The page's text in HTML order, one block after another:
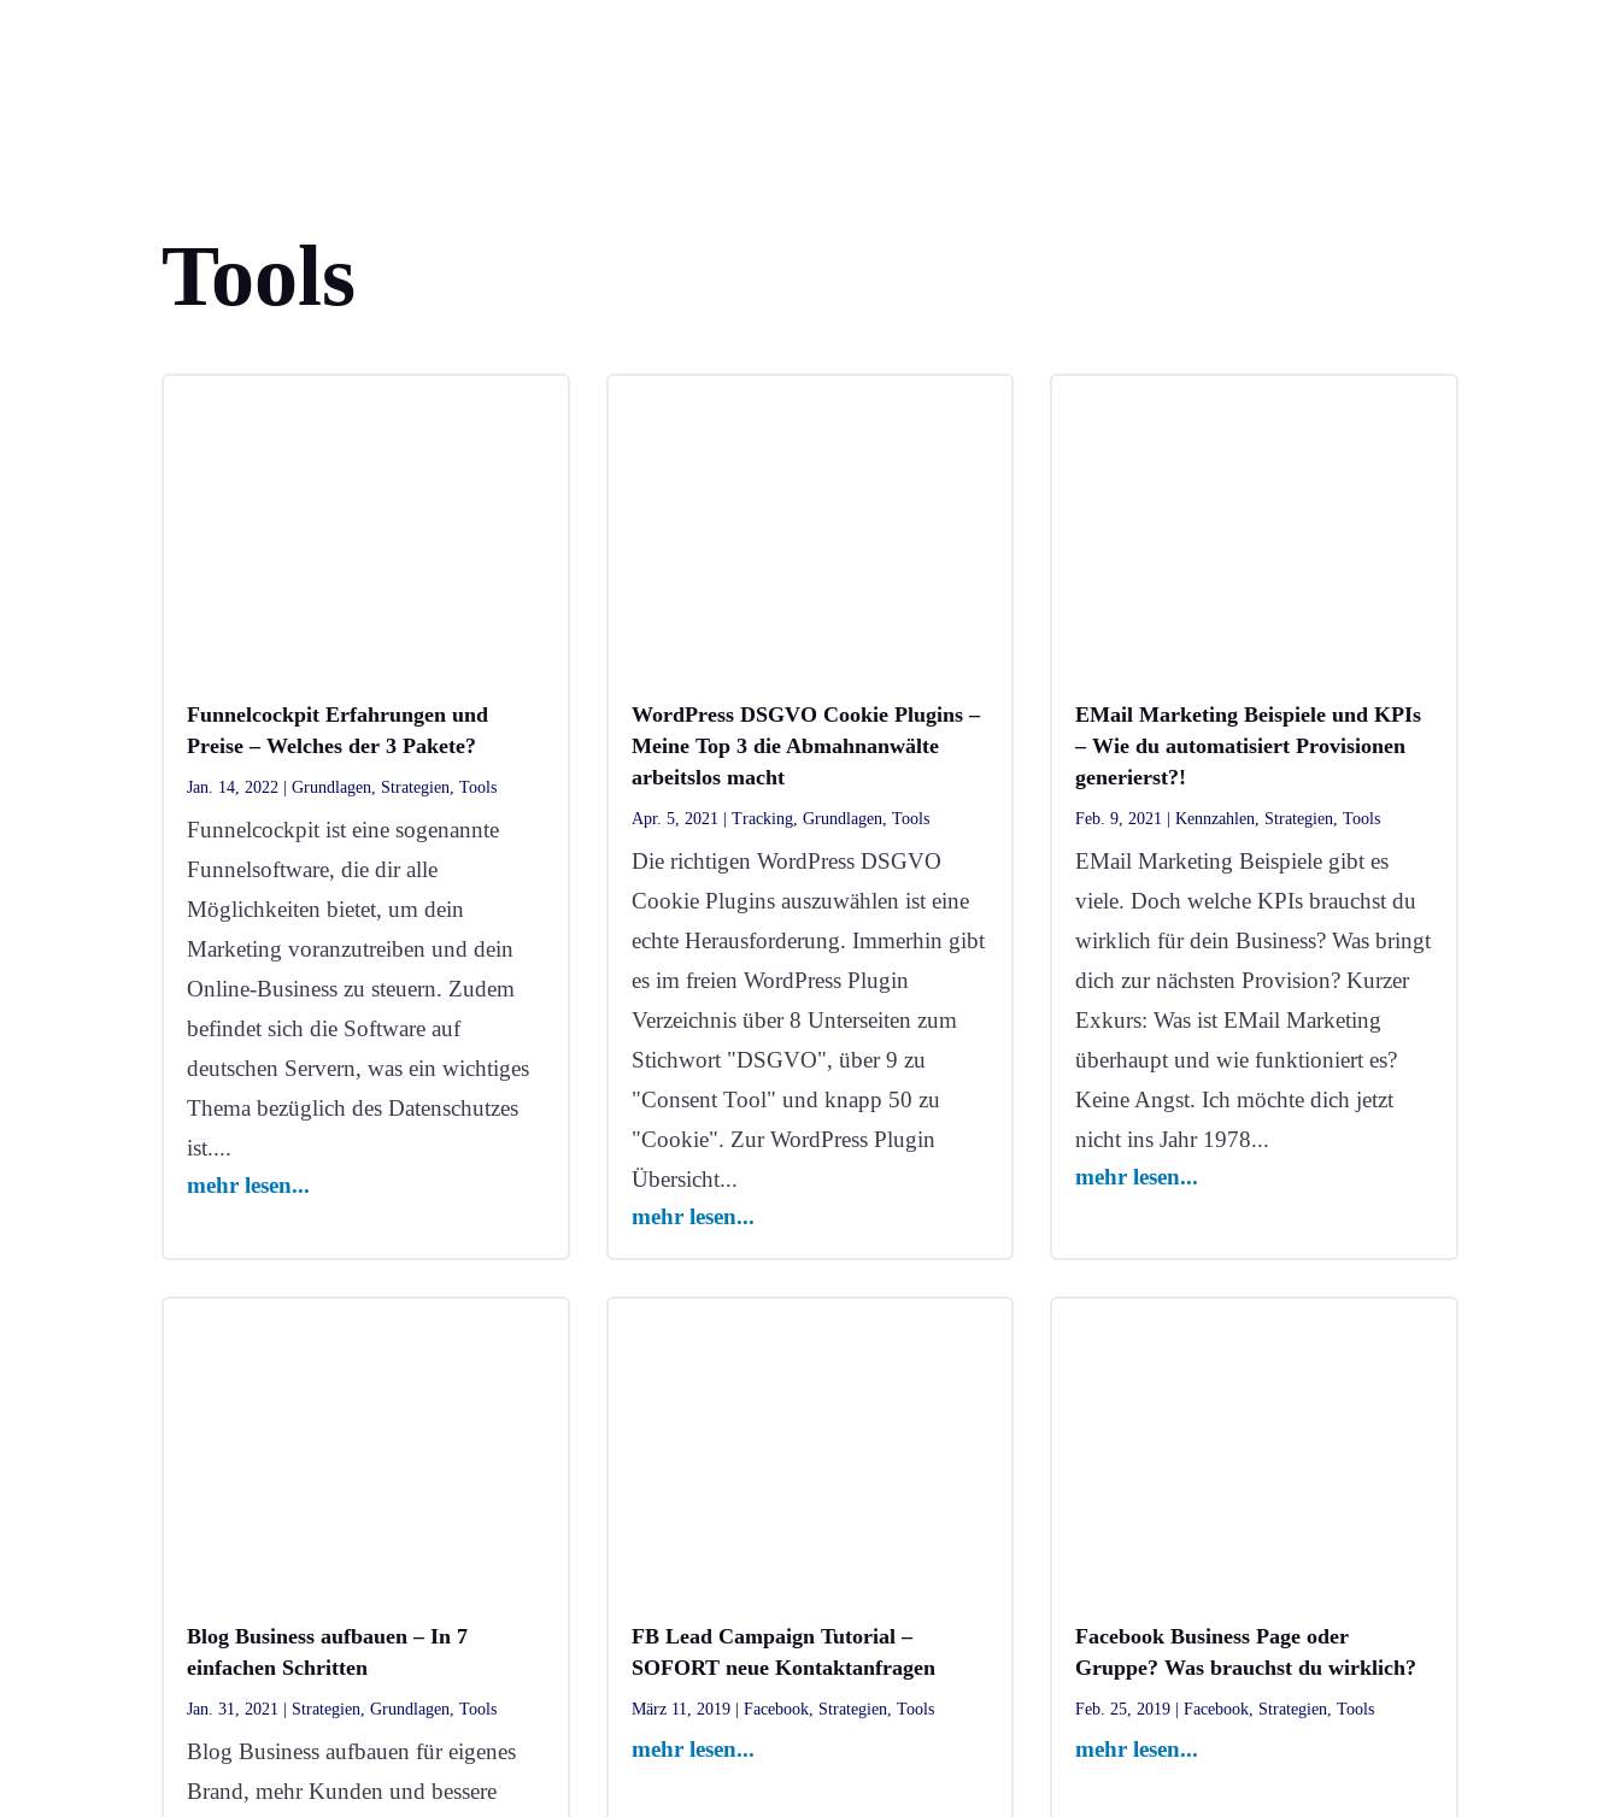
Tools
Funnelcockpit Erfahrungen und
Preise – Welches der 3 Pakete?
Jan. 14, 2022 |Grundlagen Strategien ,Tools
Funnelcockpit ist eine sogenannte
Funnelsoftware, die dir alle
Möglichkeiten bietet, um dein
Marketing voranzutreiben und dein
Online-Business zu steuern. Zudem
befindet sich die Software auf
deutschen Servern, was ein wichtiges
Thema bezüglich des Datenschutzes
ist....
mehr lesen...
WordPress DSGVO Cookie Plugins –
Meine Top 3 die Abmahnanwälte
arbeitslos macht
Apr. 5, 2021 | Tracking, Grundlagen Tools
Die richtigen WordPress DSGVO
Cookie Plugins auszuwählen ist eine
echte Herausforderung. Immerhin gibt
es im freien WordPress Plugin
Verzeichnis über 8 Unterseiten zum
Stichwort "DSGVO", über 9 zu
"Consent Tool" und knapp 50 zu
"Cookie". Zur WordPress Plugin
Übersicht...
mehr lesen...
EMail Marketing Beispiele und KPIs
– Wie du automatisiert Provisionen
generierst?!
Feb. 9, 2021 |Kennzahlen Strategien ,Tools
EMail Marketing Beispiele gibt es
viele. Doch welche KPIs brauchst du
wirklich für dein Business? Was bringt
dich zur nächsten Provision? Kurzer
Exkurs: Was ist EMail Marketing
überhaupt und wie funktioniert es?
Keine Angst. Ich möchte dich jetzt
nicht ins Jahr 1978...
mehr lesen...
Blog Business aufbauen – In 7
einfachen Schritten
Jan. 31, 2021 Strategien,Grundlagen,Tools
Blog Business aufbauen für eigenes
Brand, mehr Kunden und bessere
FB Lead Campaign Tutorial –
SOFORT neue Kontaktanfragen
März 11, 2019| Facebook, Strategien, Tools
mehr lesen...
Facebook Business Page oder
Gruppe? Was brauchst du wirklich?
Feb. 25, 2019 |Facebook, Strategien,Tools
mehr lesen...